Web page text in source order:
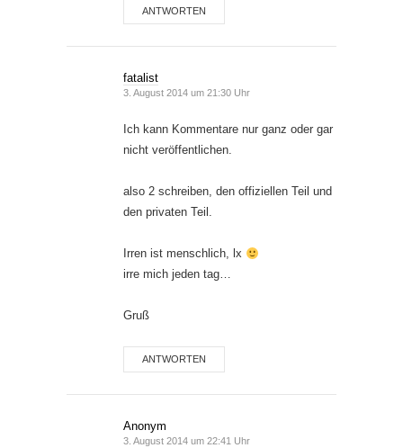
ANTWORTEN
fatalist
3. August 2014 um 21:30 Uhr
Ich kann Kommentare nur ganz oder gar
nicht veröffentlichen.
also 2 schreiben, den offiziellen Teil und
den privaten Teil.
Irren ist menschlich, lx
irre mich jeden tag…
Gruß
ANTWORTEN
Anonym
3. August 2014 um 22:41 Uhr